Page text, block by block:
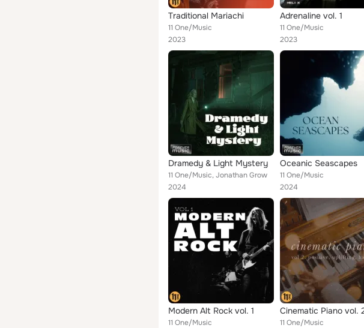
Traditional Mariachi
11 One/Music
2023
Adrenaline vol. 1
11 One/Music
2023
Dramedy & Light Mystery
11 One/Music, Jonathan Grow
2024
Oceanic Seascapes
11 One/Music
2024
Modern Alt Rock vol. 1
11 One/Music
11 One/Music